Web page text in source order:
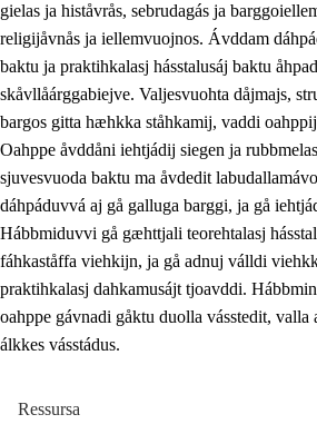
Doaresfágalasj tiemá
gielas ja histåvrås, sebrudagás ja
religijåvnås ja iellemvuojnos. Ávddam
baktu ja praktihkalasj hásstalusáj baktu
skåvllåárggabiejve. Valjesvuohta dåjmajs,
bargos gitta hæhkka ståhkamij, vaddi
Oahppe åvddåni iehtjádij siegen ja
sjuvesvuoda baktu ma åvdedit
dáhpáduvvá aj gå galluga barggi, ja gå
Hábbmiduvvi gå gæhttjali teorehtalasj
fáhkaståffa viehkijn, ja gå adnuj válldi
praktihkalasj dahkamusájt tjoavddi.
oahppe gávnadi gåktu duolla vásstedit, valla
álkkes vásstádus.
Ressursa